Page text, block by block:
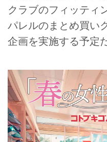
クラブのフィッティ
パレルのまとめ買い
企画を実施する予定だ